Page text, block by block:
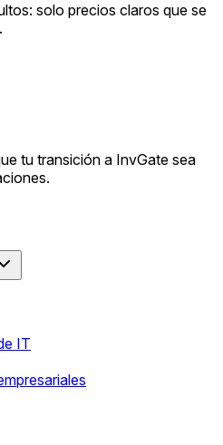
solo precios claros que se
tu transición a InvGate sea
IT